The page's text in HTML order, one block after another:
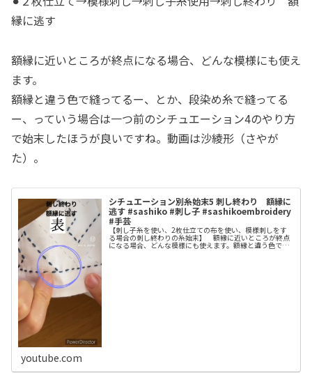
縁に逃す
額縁に近いところが終点になる場合、どんな模様にも使え
ます。
額縁と違う色で縫ってるー、とか、段染め糸で縫ってる
ー、っていう場合は一つ前のシチュエーション4のやり方
で始末したほうが良いですね。動画は沙綾形（さやが
た）。
シチュエーション別糸始末5 刺し終わり 額縁に
逃す #sashiko #刺し子 #sashikoembroidery
#手芸
【刺し子糸を使い、2枚仕立ての布を使い、模様刺しをす
る場合の刺し終わりの糸始末】 額縁に近いところが終点
になる場合、どんな模様にも使えます。額縁と違う色で縫
youtube.com